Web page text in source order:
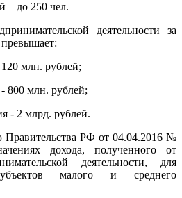
– до 250 чел.
деятельности за
млн. рублей;
800 млн. рублей;
- 2 млрд. рублей.
Правительства РФ от 04.04.2016 №
дохода, полученного от
деятельности, для
малого и среднего